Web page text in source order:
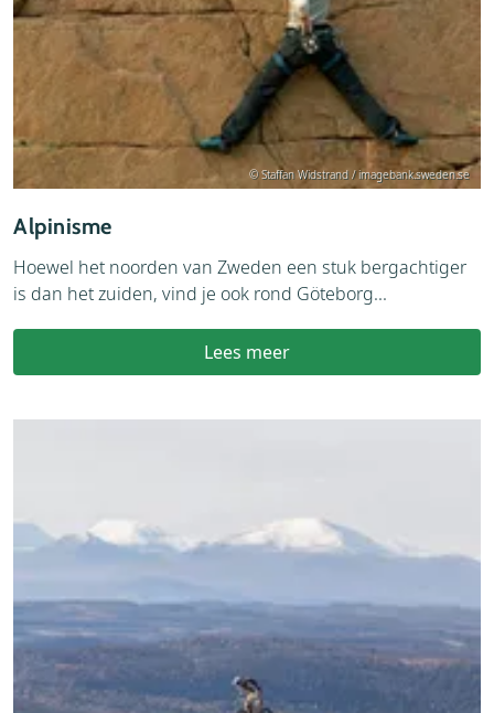
© Staffan Widstrand / imagebank.sweden.se
Alpinisme
Hoewel het noorden van Zweden een stuk bergachtiger
is dan het zuiden, vind je ook rond Göteborg...
Lees meer